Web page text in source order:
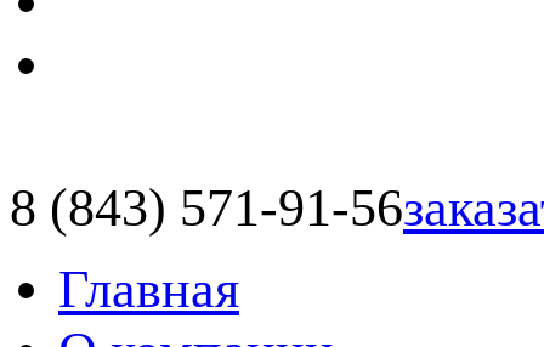
8 (843) 571-91-56
Главная